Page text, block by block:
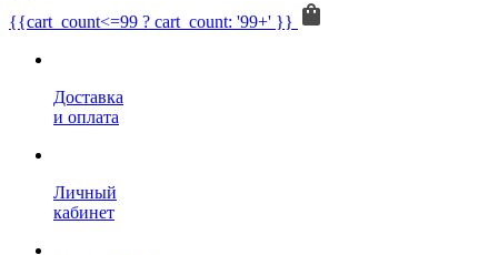
{{cart_count<=99 ? cart_count: '99+' }}
Доставка
и оплата
Личный
кабинет